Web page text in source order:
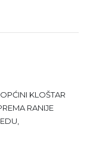
KLOŠTAR
RANIJE